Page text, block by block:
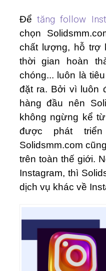
Để tăng follow
chọn
chất lượng, hỗ trợ
thời gian hoàn
chóng... luôn là
đặt ra. Bởi vì luôn
hàng đầu nên
không ngừng kể
được phát
Solidsmm.com
trên toàn thế giới.
Instagram, thì
dịch vụ khác về